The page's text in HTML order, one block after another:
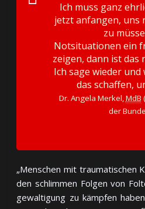
Ich muss ganz
jetzt anfangen, uns
zu
Notsituationen ein
zeigen, dann ist das
Ich sage wieder
das schaffen,
Dr. Angela Merkel,MdB (
der
„Menschen mit traumatischen
den schlim­men Fol­gen von
ge­wal­ti­gung zu kämp­fen